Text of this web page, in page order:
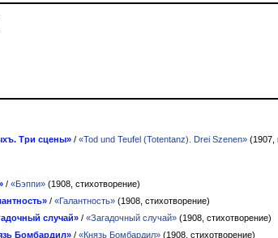
Три сцены» / «Tod und Teufel (Totentanz). Drei Szenen» (1907,
/ «Бэппи» (1908, стихотворение)
/ «Галантность» (1908, стихотворение)
случай» / «Загадочный случай» (1908, стихотворение)
Бомбардил» / «Князь Бомбардил» (1908, стихотворение)